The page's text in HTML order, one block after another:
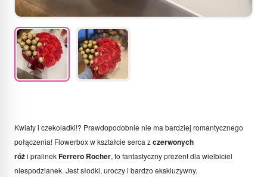
Kwiaty i czekoladki!? Prawdopodobnie nie ma bardziej romantycznego
połączenia! Flowerbox w kształcie serca zczerwonych
różi pralinekFerrero Rocher, to fantastyczny prezent dla wielbiciel
niespodzianek. Jest słodki, uroczy i bardzo ekskluzywny.